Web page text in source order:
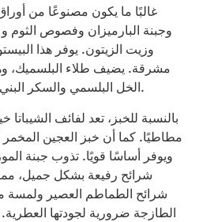
غالبًا ما يكون مصنوعًا من
وجبنة البارميزان وفصوص الثوم
وزيت الزيتون. يوفر هذا
مشرقة. يضيف طلاء البلسميك،
الخل البلسمي والسكر البني الداكن، نكهة حلوة ومنعشة.
بالنسبة للخبز، تعد لفائف
مطاطيًا. كما أن خبز العجين
ويوفر أساسًا قويًا. تذوب جبنة
شرائح رفيعة بشكل جميل،
شرائح الطماطم العصير ولمسة
الطازجة ضرورية لجودتها